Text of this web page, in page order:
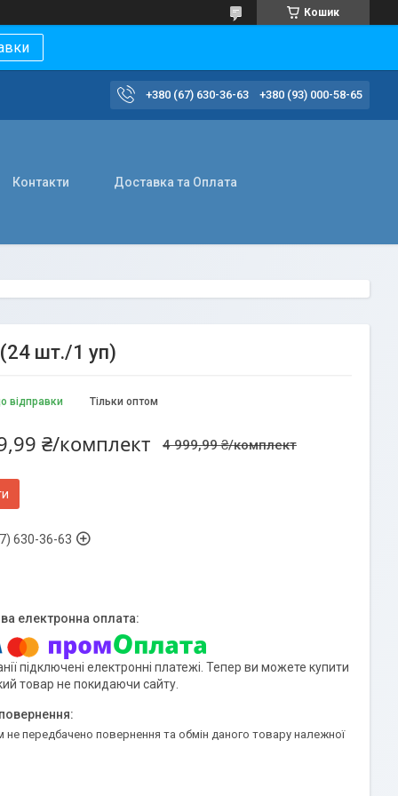
Кошик
+380 (67) 630-36-63 +380 (93) 000-58-65
Контакти Доставка та Оплата
шт./1 уп)
відправки Тільки оптом
4 999,99 ₴/комплект
₴/комплект
630-36-63
підключені електронні платежі. Тепер ви можете купити
товар не покидаючи сайту.